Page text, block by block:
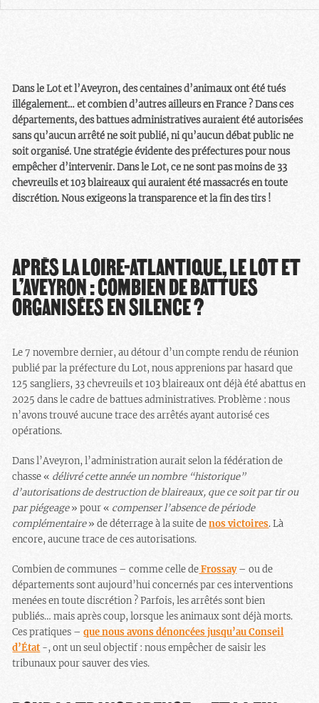
Dans le Lot et l’Aveyron, des centaines d’animaux ont été tués
illégalement… et combien d’autres ailleurs en France ? Dans ces
départements, des battues administratives auraient été autorisées
sans qu’aucun arrêté ne soit publié, ni qu’aucun débat public ne
soit organisé. Une stratégie évidente des préfectures pour nous
empêcher d’intervenir. Dans le Lot, ce ne sont pas moins de 33
chevreuils et 103 blaireaux qui auraient été massacrés en toute
discrétion. Nous exigeons la transparence et la fin des tirs !
APRÈS LA LOIRE-ATLANTIQUE, LE LOT ET
L’AVEYRON : COMBIEN DE BATTUES
ORGANISÉES EN SILENCE ?
Le 7 novembre dernier, au détour d’un compte rendu de réunion
publié par la préfecture du Lot, nous apprenions par hasard que
125 sangliers, 33 chevreuils et 103 blaireaux ont déjà été abattus en
2025 dans le cadre de battues administratives. Problème : nous
n’avons trouvé aucune trace des arrêtés ayant autorisé ces
opérations.
Dans l’Aveyron, l’administration aurait selon la fédération de
chasse « délivré cette année un nombre “historique”
d’autorisations de destruction de blaireaux, que ce soit par tir ou
par piégeage» pour « compenser l’absence de période
complémentaire» de déterrage à la suite denos victoires. Là
encore, aucune trace de ces autorisations.
Combien de communes – comme celle deFrossay– ou de
départements sont aujourd’hui concernés par ces interventions
menées en toute discrétion ? Parfois, les arrêtés sont bien
publiés… mais après coup, lorsque les animaux sont déjà morts.
Ces pratiques –que nous avons dénoncées jusqu’au Conseil
d’État -, ont un seul objectif : nous empêcher de saisir les
tribunaux pour sauver des vies.